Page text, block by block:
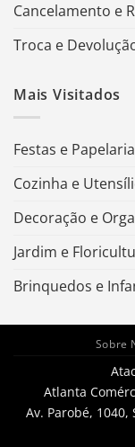
Cancelamento e
Troca e
Mais Visitados
Festas e Papelaria
Cozinha e
Decoração e
Jardim e
Brinquedos e
Sobre
Atlanta
Av. Parobé, 1040,